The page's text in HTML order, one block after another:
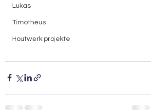
Lukas
Timotheus
Houtwerk projekte